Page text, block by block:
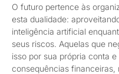
O futuro pertence às
esta dualidade:
inteligência artificial
seus riscos. Aquelas que
isso por sua própria conta
consequências financeiras,